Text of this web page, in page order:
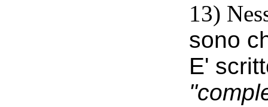
13)
sono
E'